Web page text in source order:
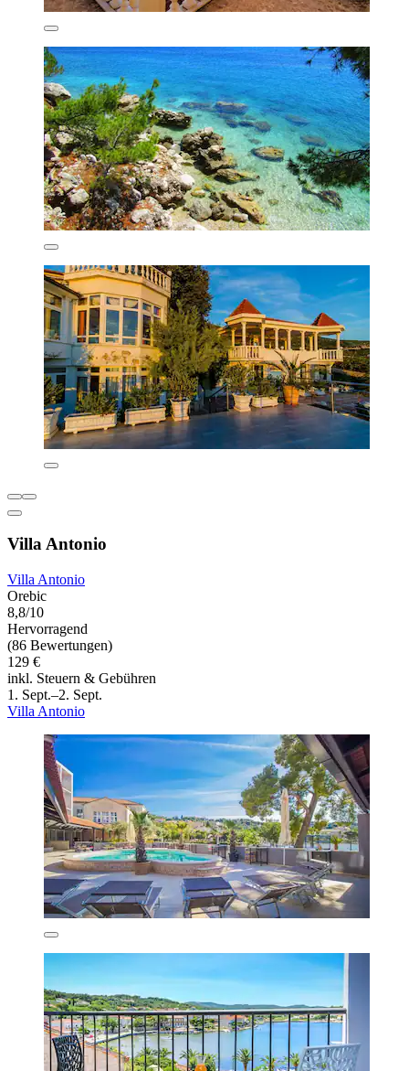
Villa Antonio
Villa Antonio
Orebic
8,8/10
Hervorragend
(86 Bewertungen)
129 €
inkl. Steuern & Gebühren
1. Sept.–2. Sept.
Villa Antonio